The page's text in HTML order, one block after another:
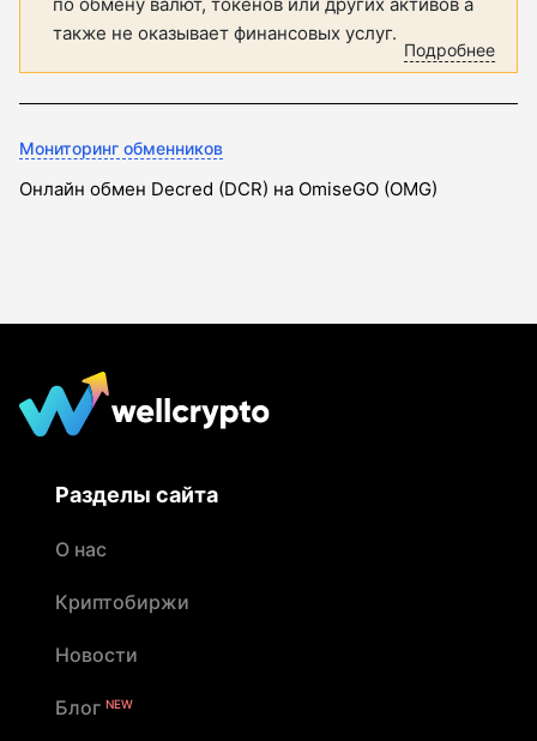
по обмену валют, токенов или других активов а
также не оказывает финансовых услуг.
Подробнее
Мониторинг обменников
Онлайн обмен Decred (DCR) на OmiseGO (OMG)
Разделы сайта
О нас
Криптобиржи
Новости
Блог NEW